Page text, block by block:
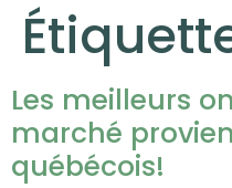
Les meilleurs
marché
québécois!